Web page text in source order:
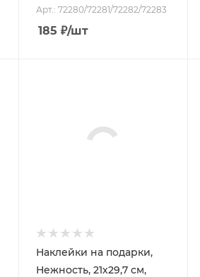
Арт.: 72280/72281/72282/72283
185 ₽/шт
Наклейки на подарки,
Нежность, 21х29,7 см,